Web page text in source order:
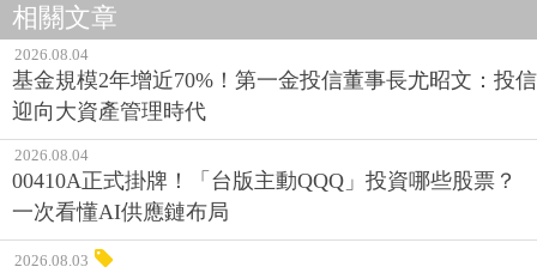
相關文章
2026.08.04
基金規模2年增近70%！第一金投信董事長尤昭文：投信
迎向大資產管理時代
2026.08.04
00410A正式掛牌！「台版主動QQQ」投資哪些股票？
一次看懂AI供應鏈布局
2026.08.03